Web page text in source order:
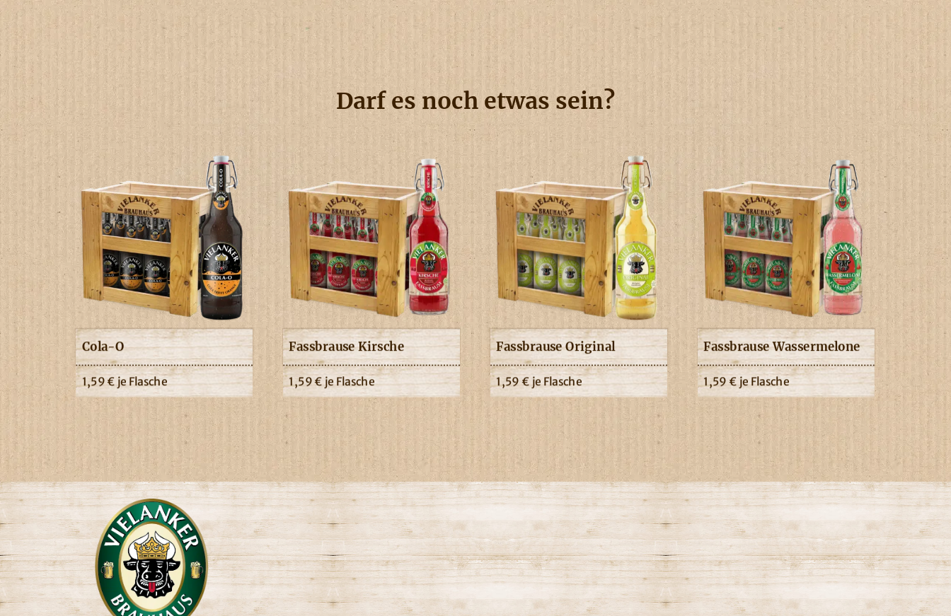
Darf es noch etwas sein?
Cola-O
1,59€ je Flasche
Fassbrause Kirsche
1,59€ je Flasche
Fassbrause Original
1,59€ je Flasche
Fassbrause Wassermelone
1,59€ je Flasche